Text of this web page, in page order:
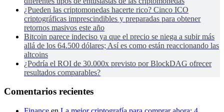
¿Pueden las criptomonedas hacerte rico? Cinco ICO
criptográficas imprescindibles y preparadas para obtener
retornos masivos este año
Bitcoin parece indeciso ya que el precio se niega a subir más
allá de los 64.500 dólares; Así es como están reaccionando las
altcoins
¿Podría el ROI de 30.000x previsto por BlockDAG ofrecer
resultados comparables?
Comentarios recientes